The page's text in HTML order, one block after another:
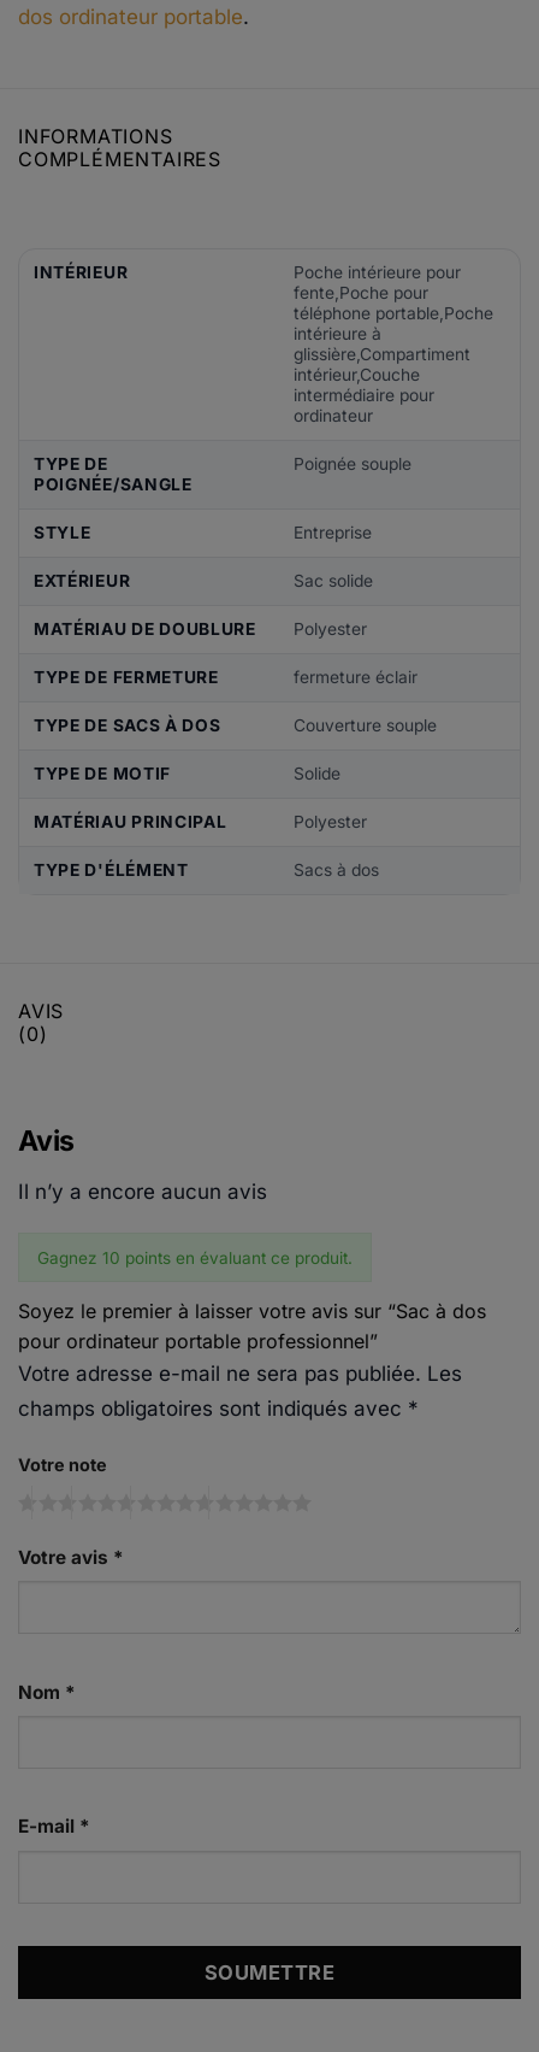
dos ordinateur portable.
INFORMATIONS
COMPLÉMENTAIRES
INTÉRIEUR
Poche intérieure pour
fente,Poche pour
téléphone portable,Poche
intérieure à
glissière,Compartiment
intérieur,Couche
intermédiaire pour
ordinateur
TYPE DE
POIGNÉE/SANGLE
Poignée souple
STYLE Entreprise
EXTÉRIEUR Sac solide
MATÉRIAU DE DOUBLURE Polyester
TYPE DE FERMETURE fermeture éclair
TYPE DE SACS À DOS Couverture souple
TYPE DE MOTIF Solide
MATÉRIAU PRINCIPAL Polyester
TYPE D'ÉLÉMENT Sacs à dos
AVIS
(0)
Avis
Il n’y a encore aucun avis
Gagnez 10 points en évaluant ce produit.
Soyez le premier à laisser votre avis sur “Sac à dos
pour ordinateur portable professionnel”
Votre adresse e-mail ne sera pas publiée. Les
champs obligatoires sont indiqués avec *
Votre note
Votre avis *
Nom *
E-mail *